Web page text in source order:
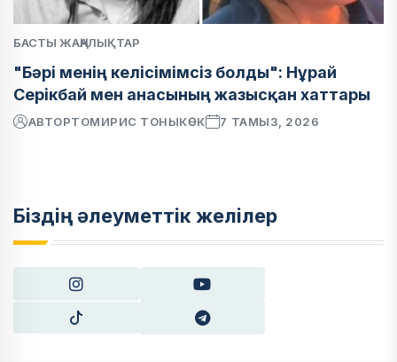
БАСТЫ ЖАҢАЛЫҚТАР
"Бәрі менің келісімімсіз болды": Нұрай
Серікбай мен анасының жазысқан хаттары
АВТОРТОМИРИС ТОНЫКӨК 7 ТАМЫЗ, 2026
Біздің әлеуметтік желілер